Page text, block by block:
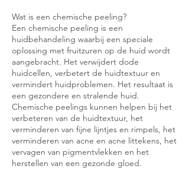
Wat is een chemische peeling?
Een chemische peeling is een
huidbehandeling waarbij een speciale
oplossing met fruitzuren op de huid wordt
aangebracht. Het verwijdert dode
huidcellen, verbetert de huidtextuur en
vermindert huidproblemen. Het resultaat is
een gezondere en stralende huid.
Chemische peelings kunnen helpen bij het
verbeteren van de huidtextuur, het
verminderen van fijne lijntjes en rimpels, het
verminderen van acne en acne littekens, het
vervagen van pigmentvlekken en het
herstellen van een gezonde gloed.